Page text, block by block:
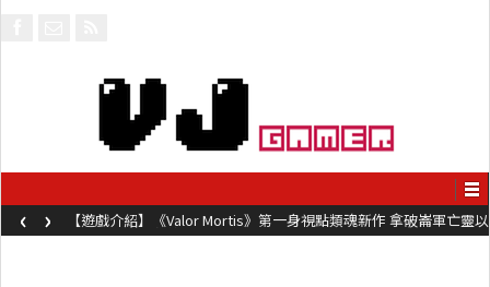
【遊戲介紹】《Valor Mortis》第一身視點類魂新作 拿破崙軍亡靈以
槍械劍與魔法殺敵
‹ ›